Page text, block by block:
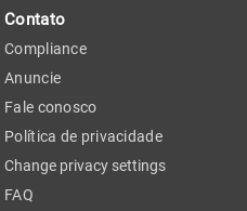
Contato
Compliance
Anuncie
Fale conosco
Política de privacidade
Change privacy settings
FAQ